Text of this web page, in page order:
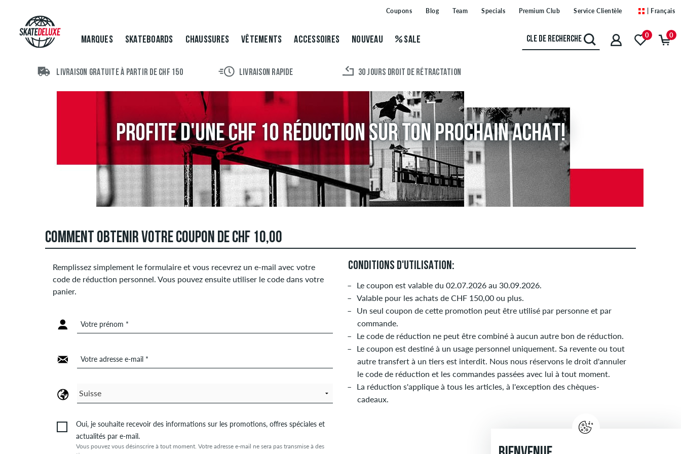
Coupons Blog Team Specials Premium Club Service Clientèle | Français
MARQUES SKATEBOARDS CHAUSSURES VÊTEMENTS ACCESSOIRES NOUVEAU SALE 0 0
LIVRAISON GRATUITE À PARTIR DE CHF 150 LIVRAISON RAPIDE 30 JOURS DROIT DE RÉTRACTATION
PROFITE D'UNE CHF 10 RÉDUCTION SUR TON PROCHAIN ACHAT!
COMMENT OBTENIR VOTRE COUPON DE CHF 10,00
Remplissez simplement le formulaire et vous recevrez un e-mail avec votre
code de réduction personnel. Vous pouvez ensuite utiliser le code dans votre
panier.
Votre prénom *
Votre adresse e-mail *
Oui, je souhaite recevoir des informations sur les promotions, offres spéciales et
actualités par e-mail.
Vous pouvez vous désinscrire à tout moment. Votre adresse e-mail ne sera pas transmise à des
CONDITIONS D'UTILISATION:
Le coupon est valable du 02.07.2026 au 30.09.2026.
Valable pour les achats de CHF 150,00 ou plus.
Un seul coupon de cette promotion peut être utilisé par personne et par
commande.
Le code de réduction ne peut être combiné à aucun autre bon de réduction.
Le coupon est destiné à un usage personnel uniquement. Sa revente ou tout
autre transfert à un tiers est interdit. Nous nous réservons le droit d'annuler
le code de réduction et les commandes passées avec lui à tout moment.
La réduction s'applique à tous les articles, à l'exception des chèques-
cadeaux.